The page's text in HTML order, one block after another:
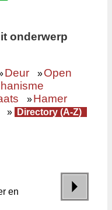
onderwerp
Deur »Open
»Hamer
» Directory (A-Z)
en